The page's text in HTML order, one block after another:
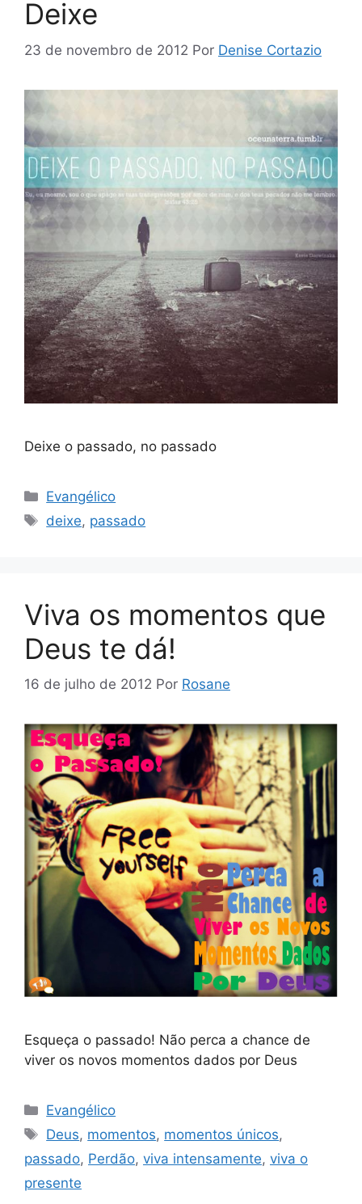
Deixe
23 de novembro de 2012 Por Denise Cortazio
Deixe o passado, no passado
Categorias
Evangélico
Tags
deixe, passado
Viva os momentos que
Deus te dá!
16 de julho de 2012 Por Rosane
Esqueça o passado! Não perca a chance de
viver os novos momentos dados por Deus
Categorias
Evangélico
Tags
Deus, momentos, momentos únicos,
passado, Perdão, viva intensamente, viva o
presente